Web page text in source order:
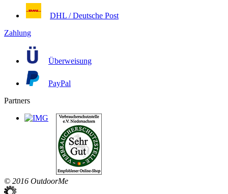
DHL / Deutsche Post
Zahlung
Überweisung
PayPal
Partners
© 2016 OutdoorMe